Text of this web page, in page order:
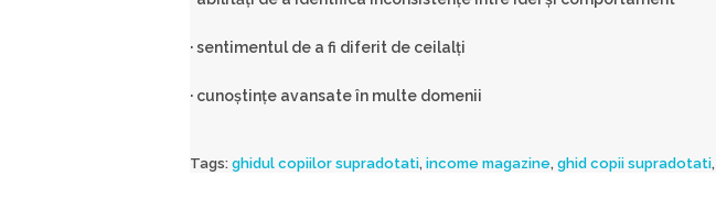
· sentimentul de a fi diferit de ceilalţi
· cunoştinţe avansate în multe domenii
Tags: ghidul copiilor supradotati, income magazine, ghid copii supradotati,